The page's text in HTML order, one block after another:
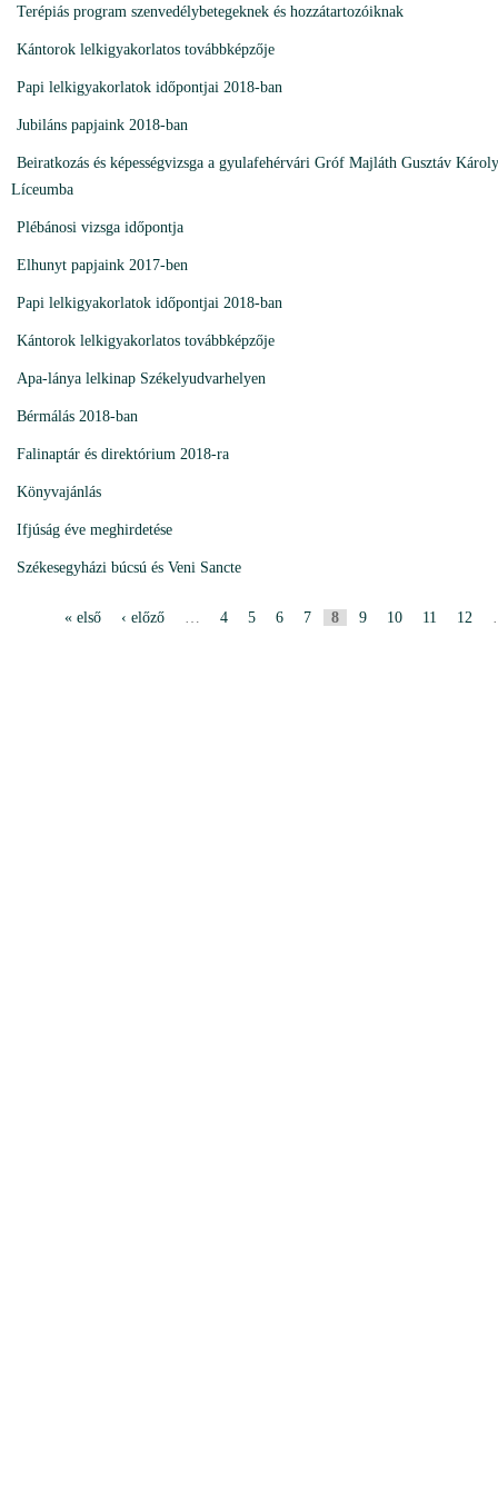
Terépiás program szenvedélybetegeknek és hozzátartozóiknak
Kántorok lelkigyakorlatos továbbképzője
Papi lelkigyakorlatok időpontjai 2018-ban
Jubiláns papjaink 2018-ban
Beiratkozás és képességvizsga a gyulafehérvári Gróf Majláth Gusztáv
Líceumba
Plébánosi vizsga időpontja
Elhunyt papjaink 2017-ben
Papi lelkigyakorlatok időpontjai 2018-ban
Kántorok lelkigyakorlatos továbbképzője
Apa-lánya lelkinap Székelyudvarhelyen
Bérmálás 2018-ban
Falinaptár és direktórium 2018-ra
Könyvajánlás
Ifjúság éve meghirdetése
Székesegyházi búcsú és Veni Sancte
« első ‹ előző … 4 5 6 7 8 9 10 11 12